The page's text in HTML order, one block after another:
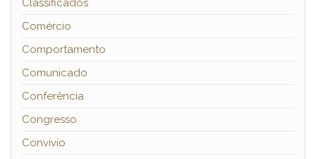
Classificados
Comércio
Comportamento
Comunicado
Conferência
Congresso
Convívio